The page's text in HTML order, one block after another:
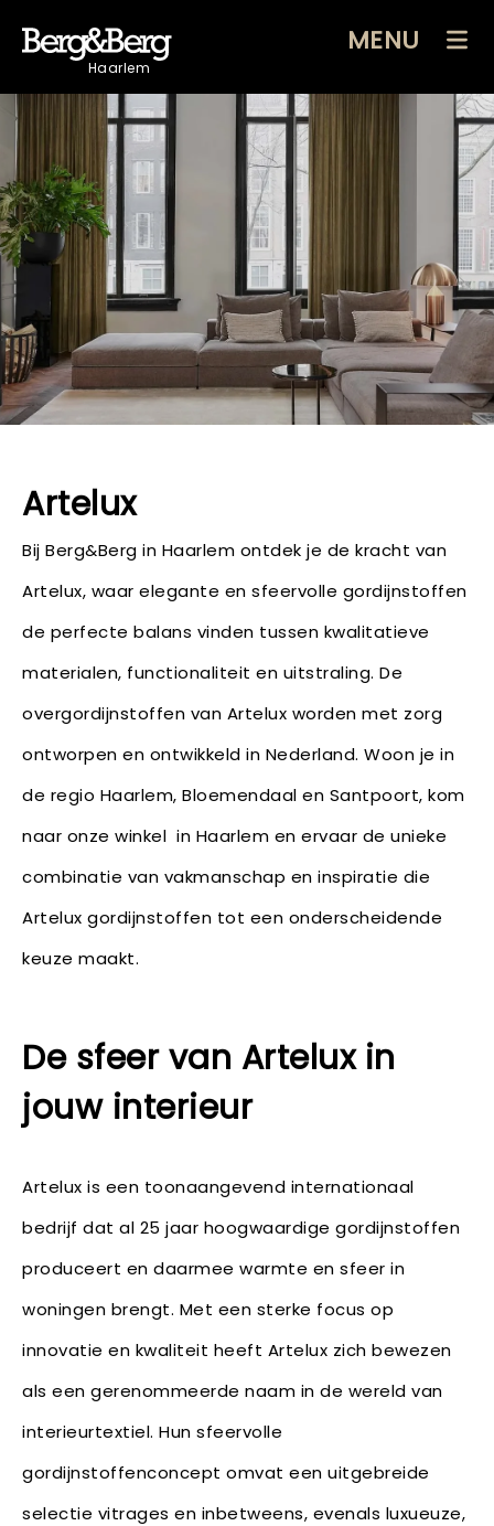
Haarlem
MENU
Artelux
Bij Berg&Berg in Haarlem ontdek je de kracht van
Artelux, waar elegante en sfeervolle gordijnstoffen
de perfecte balans vinden tussen kwalitatieve
materialen, functionaliteit en uitstraling. De
overgordijnstoffen van Artelux worden met zorg
ontworpen en ontwikkeld in Nederland. Woon je in
de regio Haarlem, Bloemendaal en Santpoort, kom
naar onze winkel in Haarlem en ervaar de unieke
combinatie van vakmanschap en inspiratie die
Artelux gordijnstoffen tot een onderscheidende
keuze maakt.
De sfeer van Artelux in
jouw interieur
Artelux is een toonaangevend internationaal
bedrijf dat al 25 jaar hoogwaardige gordijnstoffen
produceert en daarmee warmte en sfeer in
woningen brengt. Met een sterke focus op
innovatie en kwaliteit heeft Artelux zich bewezen
als een gerenommeerde naam in de wereld van
interieurtextiel. Hun sfeervolle
gordijnstoffenconcept omvat een uitgebreide
selectie vitrages en inbetweens, evenals luxueuze,